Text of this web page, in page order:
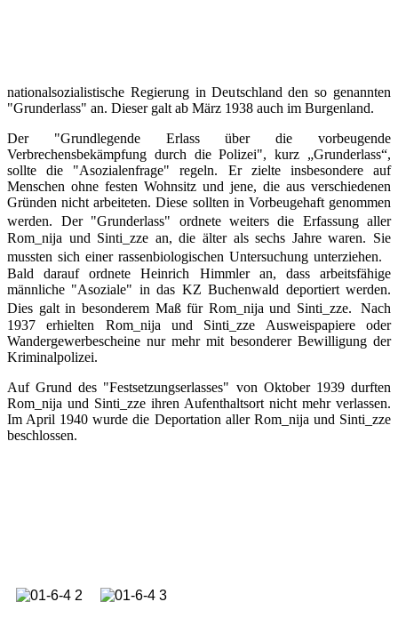
nationalsozialistische Regierung in Deutschland den so genannten
"Grunderlass" an. Dieser galt ab März 1938 auch im Burgenland.
Der "Grundlegende Erlass über die vorbeugende
Verbrechensbekämpfung durch die Polizei", kurz „Grunderlass“,
sollte die "Asozialenfrage" regeln. Er zielte insbesondere auf
Menschen ohne festen Wohnsitz und jene, die aus verschiedenen
Gründen nicht arbeiteten. Diese sollten in Vorbeugehaft genommen
werden. Der "Grunderlass" ordnete weiters die Erfassung aller
Rom_nija und Sinti_zze an, die älter als sechs Jahre waren. Sie
mussten sich einer rassenbiologischen Untersuchung unterziehen.
Bald darauf ordnete Heinrich Himmler an, dass arbeitsfähige
männliche "Asoziale" in das KZ Buchenwald deportiert werden.
Dies galt in besonderem Maß für Rom_nija und Sinti_zze. Nach
1937 erhielten Rom_nija und Sinti_zze Ausweispapiere oder
Wandergewerbescheine nur mehr mit besonderer Bewilligung der
Kriminalpolizei.
Auf Grund des "Festsetzungserlasses" von Oktober 1939 durften
Rom_nija und Sinti_zze ihren Aufenthaltsort nicht mehr verlassen.
Im April 1940 wurde die Deportation aller Rom_nija und Sinti_zze
beschlossen.